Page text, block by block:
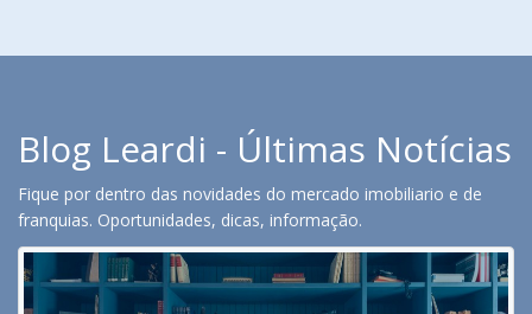
Blog Leardi - Últimas Notícias
Fique por dentro das novidades do mercado imobiliario e de
franquias. Oportunidades, dicas, informação.